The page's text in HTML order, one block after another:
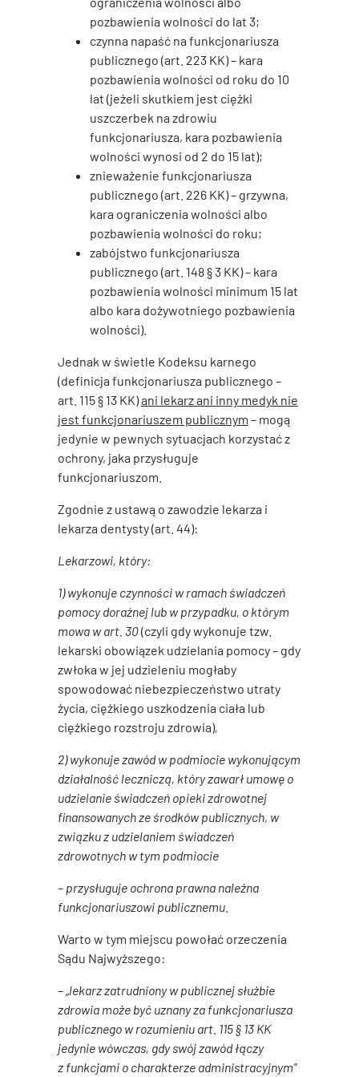
pozbawienia wolności do lat 3;
czynna napaść na funkcjonariusza
publicznego (art. 223 KK) – kara
pozbawienia wolności od roku do 10
lat (jeżeli skutkiem jest ciężki
uszczerbek na zdrowiu
funkcjonariusza, kara pozbawienia
wolności wynosi od 2 do 15 lat);
znieważenie funkcjonariusza
publicznego (art. 226 KK) – grzywna,
kara ograniczenia wolności albo
pozbawienia wolności do roku;
zabójstwo funkcjonariusza
publicznego (art. 148 § 3 KK) – kara
pozbawienia wolności minimum 15 lat
albo kara dożywotniego pozbawienia
wolności).
Jednak w świetle Kodeksu karnego
(definicja funkcjonariusza publicznego –
art. 115 § 13 KK)ani lekarz ani inny medyk nie
jest funkcjonariuszem publicznym – mogą
jedynie w pewnych sytuacjach korzystać z
ochrony, jaka przysługuje
funkcjonariuszom.
Zgodnie z ustawą o zawodzie lekarza i
lekarza dentysty (art. 44):
Lekarzowi, który:
1) wykonuje czynności w ramach świadczeń
pomocy doraźnej lub w przypadku, o którym
mowa w art. 30(czyli gdy wykonuje tzw.
lekarski obowiązek udzielania pomocy – gdy
zwłoka w jej udzieleniu mogłaby
spowodować niebezpieczeństwo utraty
życia, ciężkiego uszkodzenia ciała lub
ciężkiego rozstroju zdrowia),
2) wykonuje zawód w podmiocie wykonującym
działalność leczniczą, który zawarł umowę o
udzielanie świadczeń opieki zdrowotnej
finansowanych ze środków publicznych, w
związku z udzielaniem świadczeń
zdrowotnych w tym podmiocie
– przysługuje ochrona prawna należna
funkcjonariuszowi publicznemu.
Warto w tym miejscu powołać orzeczenia
Sądu Najwyższego:
– „lekarz zatrudniony w publicznej służbie
zdrowia może być uznany za funkcjonariusza
publicznego w rozumieniu art. 115 § 13 KK
jedynie wówczas, gdy swój zawód łączy
z funkcjami o charakterze administracyjnym”